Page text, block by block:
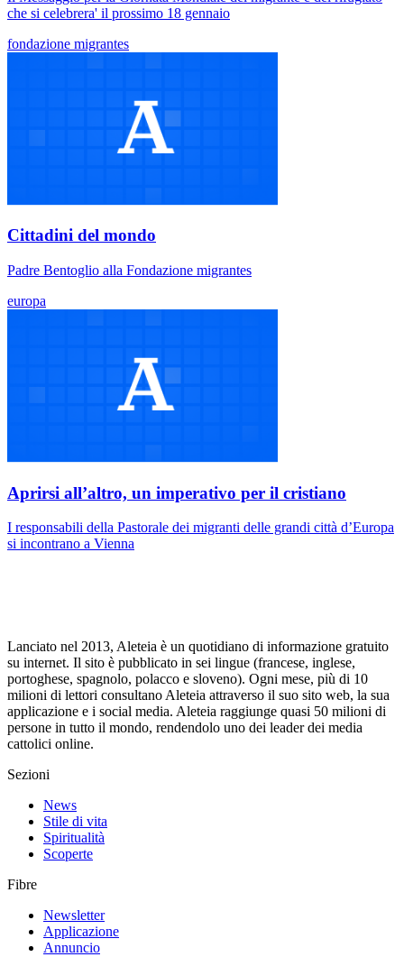
che si celebrera' il prossimo 18 gennaio
fondazione migrantes
Cittadini del mondo
Padre Bentoglio alla Fondazione migrantes
europa
Aprirsi all’altro, un imperativo per il cristiano
I responsabili della Pastorale dei migranti delle grandi città d’Europa
si incontrano a Vienna
Lanciato nel 2013, Aleteia è un quotidiano di informazione gratuito
su internet. Il sito è pubblicato in sei lingue (francese, inglese,
portoghese, spagnolo, polacco e sloveno). Ogni mese, più di 10
milioni di lettori consultano Aleteia attraverso il suo sito web, la sua
applicazione e i social media. Aleteia raggiunge quasi 50 milioni di
persone in tutto il mondo, rendendolo uno dei leader dei media
cattolici online.
Sezioni
News
Stile di vita
Spiritualità
Scoperte
Fibre
Newsletter
Applicazione
Annuncio